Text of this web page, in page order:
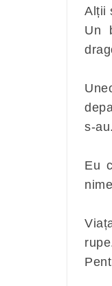
Alții
Un
s-
Eu